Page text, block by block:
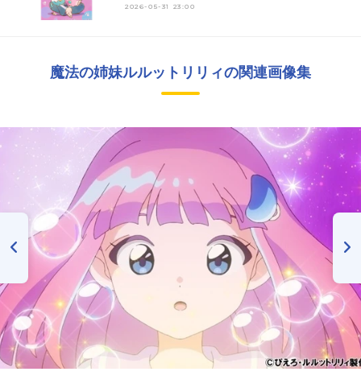
2026-05-31 23:00
魔法の姉妹ルルットリリィの関連画像集